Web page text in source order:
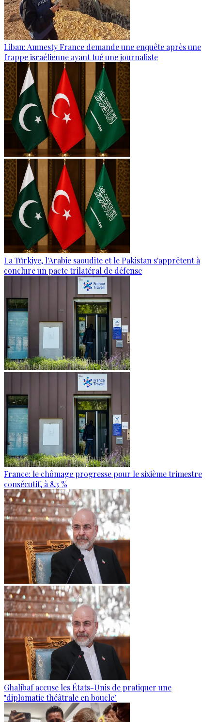
Liban: Amnesty France demande une enquête après une
frappe israélienne ayant tué une journaliste
La Türkiye, l'Arabie saoudite et le Pakistan s'apprêtent à
conclure un pacte trilatéral de défense
France: le chômage progresse pour le sixième trimestre
consécutif, à 8,3 %
Ghalibaf accuse les États-Unis de pratiquer une
"diplomatie théâtrale en boucle"